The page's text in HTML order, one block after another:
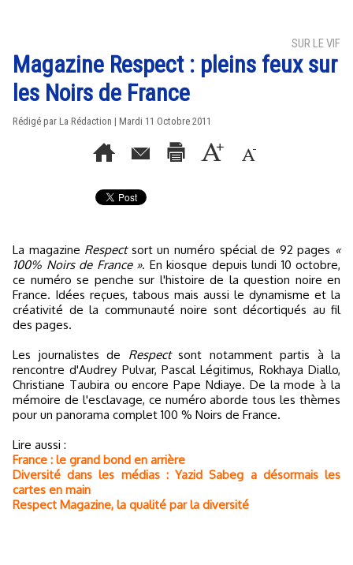
SUR LE VIF
Magazine Respect : pleins feux sur
les Noirs de France
Rédigé par La Rédaction | Mardi 11 Octobre 2011
La magazine Respectsort un numéro spécial de 92 pages «
100% Noirs de France ». En kiosque depuis lundi 10 octobre,
ce numéro se penche sur l'histoire de la question noire en
France. Idées reçues, tabous mais aussi le dynamisme et la
créativité de la communauté noire sont décortiqués au fil
des pages.
Les journalistes de Respectsont notamment partis à la
rencontre d'Audrey Pulvar, Pascal Légitimus, Rokhaya Diallo,
Christiane Taubira ou encore Pape Ndiaye. De la mode à la
mémoire de l'esclavage, ce numéro aborde tous les thèmes
pour un panorama complet 100 % Noirs de France.
Lire aussi :
France : le grand bond en arrière
Diversité dans les médias : Yazid Sabeg a désormais les
cartes en main
Respect Magazine, la qualité par la diversité